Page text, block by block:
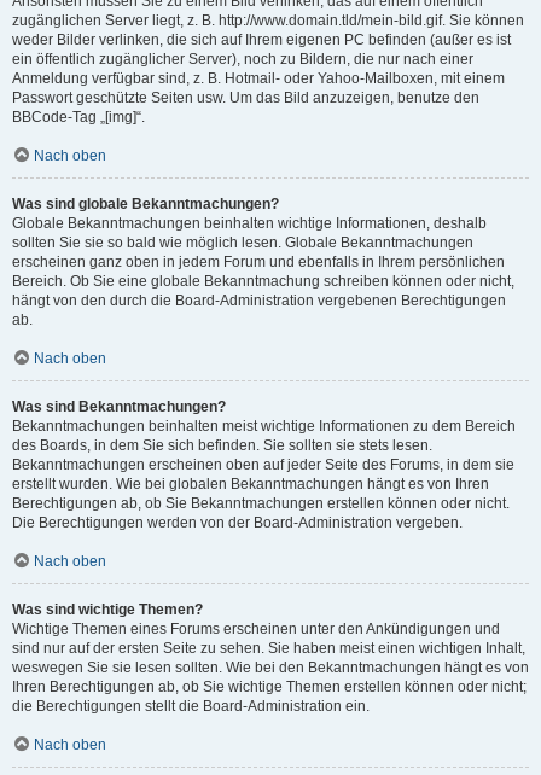
zugänglichen Server liegt, z. B. http://www.domain.tld/mein-bild.gif. Sie können
weder Bilder verlinken, die sich auf Ihrem eigenen PC befinden (außer es ist
ein öffentlich zugänglicher Server), noch zu Bildern, die nur nach einer
Anmeldung verfügbar sind, z. B. Hotmail- oder Yahoo-Mailboxen, mit einem
Passwort geschützte Seiten usw. Um das Bild anzuzeigen, benutze den
BBCode-Tag „[img]“.
Nach oben
Was sind globale Bekanntmachungen?
Globale Bekanntmachungen beinhalten wichtige Informationen, deshalb
sollten Sie sie so bald wie möglich lesen. Globale Bekanntmachungen
erscheinen ganz oben in jedem Forum und ebenfalls in Ihrem persönlichen
Bereich. Ob Sie eine globale Bekanntmachung schreiben können oder nicht,
hängt von den durch die Board-Administration vergebenen Berechtigungen
ab.
Nach oben
Was sind Bekanntmachungen?
Bekanntmachungen beinhalten meist wichtige Informationen zu dem Bereich
des Boards, in dem Sie sich befinden. Sie sollten sie stets lesen.
Bekanntmachungen erscheinen oben auf jeder Seite des Forums, in dem sie
erstellt wurden. Wie bei globalen Bekanntmachungen hängt es von Ihren
Berechtigungen ab, ob Sie Bekanntmachungen erstellen können oder nicht.
Die Berechtigungen werden von der Board-Administration vergeben.
Nach oben
Was sind wichtige Themen?
Wichtige Themen eines Forums erscheinen unter den Ankündigungen und
sind nur auf der ersten Seite zu sehen. Sie haben meist einen wichtigen Inhalt,
weswegen Sie sie lesen sollten. Wie bei den Bekanntmachungen hängt es von
Ihren Berechtigungen ab, ob Sie wichtige Themen erstellen können oder nicht;
die Berechtigungen stellt die Board-Administration ein.
Nach oben